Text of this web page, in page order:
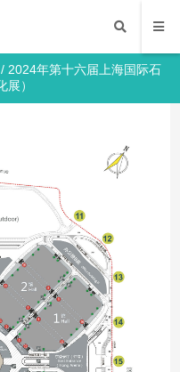
/ 2024年第十六届上海国际石
）